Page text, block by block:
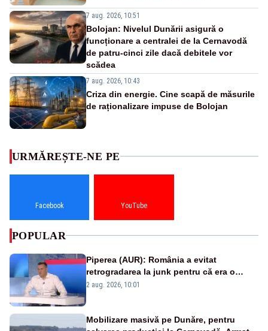
7 aug. 2026, 10:51
Bolojan: Nivelul Dunării asigură o
funcționare a centralei de la Cernavodă
de patru-cinci zile dacă debitele vor
scădea
7 aug. 2026, 10:43
Criza din energie. Cine scapă de măsurile
de raționalizare impuse de Bolojan
URMĂREȘTE-NE PE
Facebook YouTube
POPULAR
Piperea (AUR): România a evitat
retrogradarea la junk pentru că era o
catastrofă pentru bănci și fondurile de
2 aug. 2026, 10:01
Mobilizare masivă pe Dunăre, pentru